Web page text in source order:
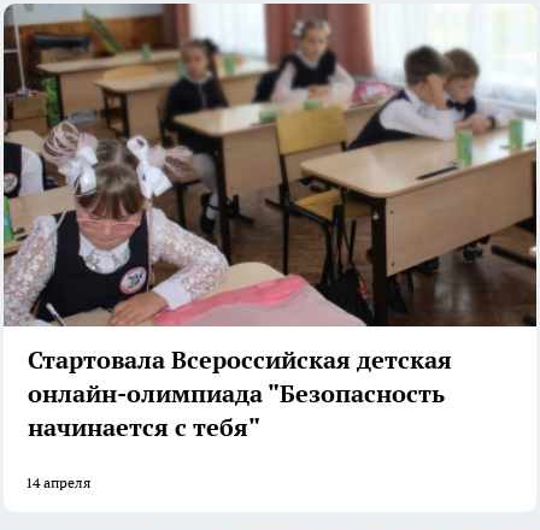
Стартовала Всероссийская детская
онлайн-олимпиада "Безопасность
начинается с тебя"
14 апреля